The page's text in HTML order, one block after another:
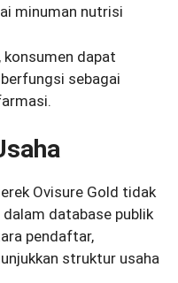
minuman nutrisi
konsumen dapat
sebagai
Ovisure Gold tidak
database publik
pendaftar,
struktur usaha